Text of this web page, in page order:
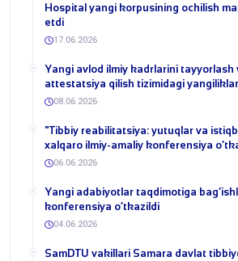
Hospital yangi korpusining ochilish
etdi
17.06.2026
Yangi avlod ilmiy kadrlarini tayyorlash
attestatsiya qilish tizimidagi
08.06.2026
​"Tibbiy reabilitatsiya: yutuqlar va
xalqaro ilmiy-amaliy konferensiya
06.06.2026
​Yangi adabiyotlar taqdimotiga
konferensiya o‘tkazildi
04.06.2026
SamDTU vakillari Samara davlat